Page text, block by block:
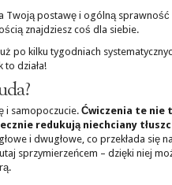
Twoją postawę i ogólną sprawność
znajdziesz coś dla siebie.
po kilku tygodniach
to działa!
i samopoczucie. Ćwiczenia te nie
redukują niechciany
i dwugłowe, co przekłada się
sprzymierzeńcem – dzięki niej